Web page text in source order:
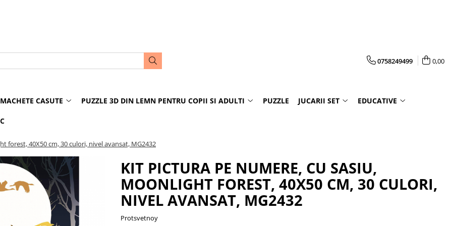
0758249499 0,00
MACHETE CASUTE PUZZLE 3D DIN LEMN PENTRU COPII SI ADULTI PUZZLE JUCARII SET EDUCATIVE
forest, 40X50 cm, 30 culori, nivel avansat, MG2432
KIT PICTURA PE NUMERE, CU SASIU,
MOONLIGHT FOREST, 40X50 CM, 30 CULORI,
NIVEL AVANSAT, MG2432
Protsvetnoy